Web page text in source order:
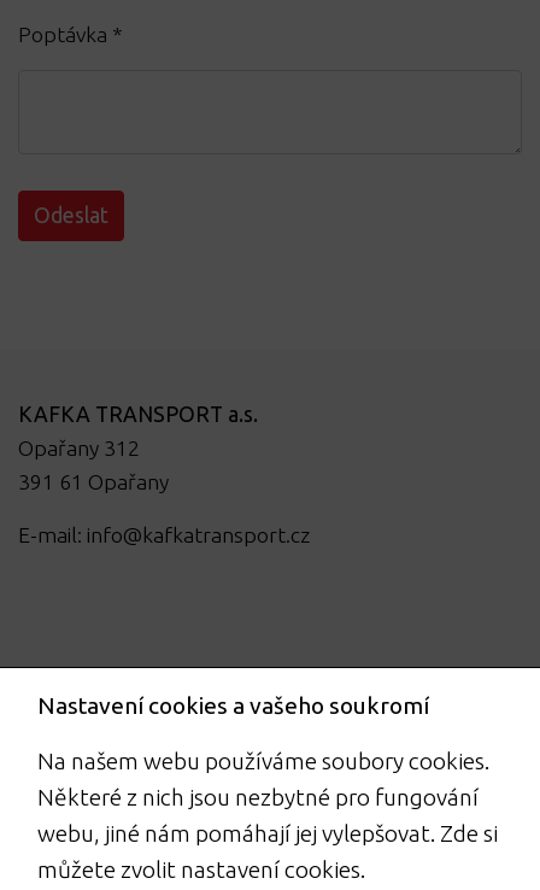
Poptávka *
KAFKA TRANSPORT a.s.
Opařany 312
391 61 Opařany
E-mail: info@kafkatransport.cz
Nastavení cookies a vašeho soukromí
Na našem webu používáme soubory cookies.
Některé z nich jsou nezbytné pro fungování
webu, jiné nám pomáhají jej vylepšovat. Zde si
můžete zvolit nastavení cookies.